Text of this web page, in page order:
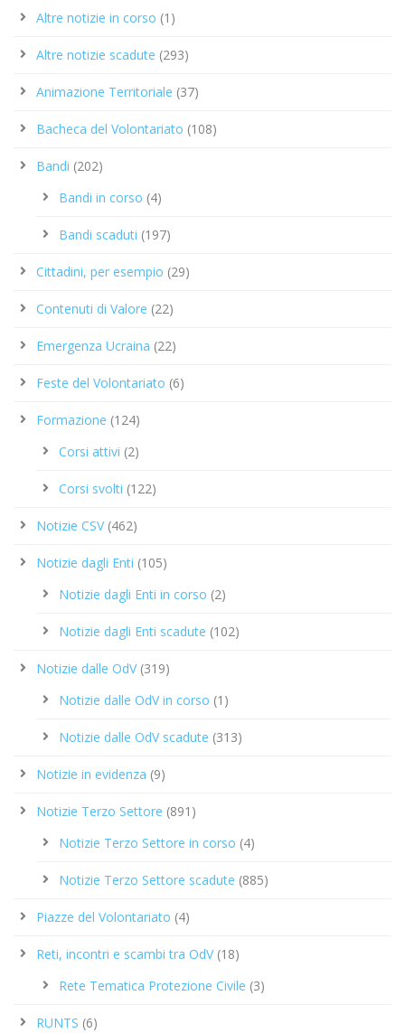
Altre notizie in corso (1)
Altre notizie scadute (293)
Animazione Territoriale (37)
Bacheca del Volontariato (108)
Bandi (202)
Bandi in corso (4)
Bandi scaduti (197)
Cittadini, per esempio (29)
Contenuti di Valore (22)
Emergenza Ucraina (22)
Feste del Volontariato (6)
Formazione (124)
Corsi attivi (2)
Corsi svolti (122)
Notizie CSV(462)
Notizie dagli Enti (105)
Notizie dagli Enti in corso (2)
Notizie dagli Enti scadute (102)
Notizie dalle OdV(319)
Notizie dalle OdV in corso (1)
Notizie dalle OdV scadute (313)
Notizie in evidenza (9)
Notizie Terzo Settore (891)
Notizie Terzo Settore in corso (4)
Notizie Terzo Settore scadute (885)
Piazze del Volontariato (4)
Reti, incontri e scambi tra OdV(18)
Rete Tematica Protezione Civile (3)
RUNTS (6)